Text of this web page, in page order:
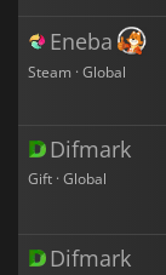
Eneba
Steam · Global
Difmark
Gift · Global
Difmark